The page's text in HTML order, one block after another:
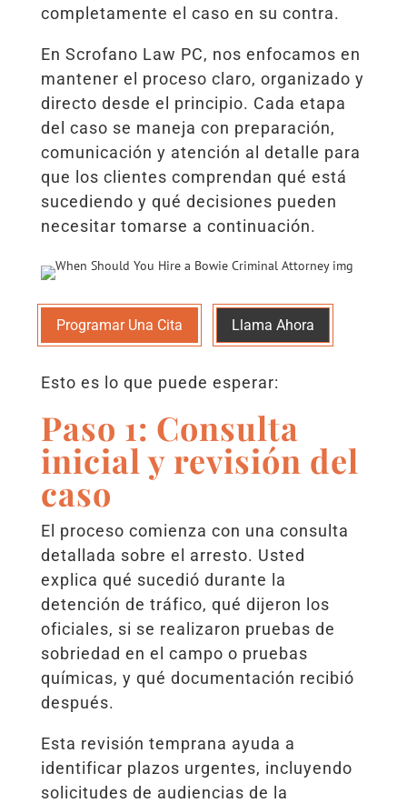
completamente el caso en su contra.
En Scrofano Law PC, nos enfocamos en
mantener el proceso claro, organizado y
directo desde el principio. Cada etapa
del caso se maneja con preparación,
comunicación y atención al detalle para
que los clientes comprendan qué está
sucediendo y qué decisiones pueden
necesitar tomarse a continuación.
Programar Una Cita Llama Ahora
Esto es lo que puede esperar:
Paso 1: Consulta
inicial y revisión del
caso
El proceso comienza con una consulta
detallada sobre el arresto. Usted
explica qué sucedió durante la
detención de tráfico, qué dijeron los
oficiales, si se realizaron pruebas de
sobriedad en el campo o pruebas
químicas, y qué documentación recibió
después.
Esta revisión temprana ayuda a
identificar plazos urgentes, incluyendo
solicitudes de audiencias de la